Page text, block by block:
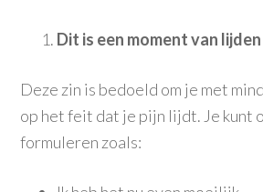
Dit is een moment van lijden
Deze zin is bedoeld om je met
op het feit dat je pijn lijdt. Je kunt
formuleren zoals: